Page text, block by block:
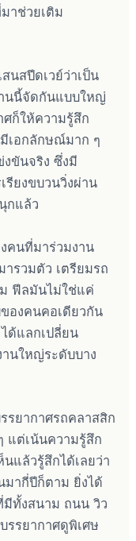
าช่วยเติม
นสปีดเวย์ว่าเป็น
นนี้จัดกันแบบใหญ่
ศก็ให้ความรู้สึก
เอกลักษณ์มาก ๆ
ขันจริง ซึ่งมี
รียงขบวนวิ่งผ่าน
กแล้ว
คนที่มาร่วมงาน
รวมตัว เตรียมรถ
ฟีลมันไม่ใช่แค่
องคนคอเดียวกัน
ด้แลกเปลี่ยน
นใหญ่ระดับบาง
รยากาศรถคลาสสิก
แต่เน้นความรู้สึก
แล้วรู้สึกได้เลยว่า
มากี่ปีก็ตาม ยิ่งได้
มีทั้งสนาม ถนน วิว
รรยากาศดูพิเศษ